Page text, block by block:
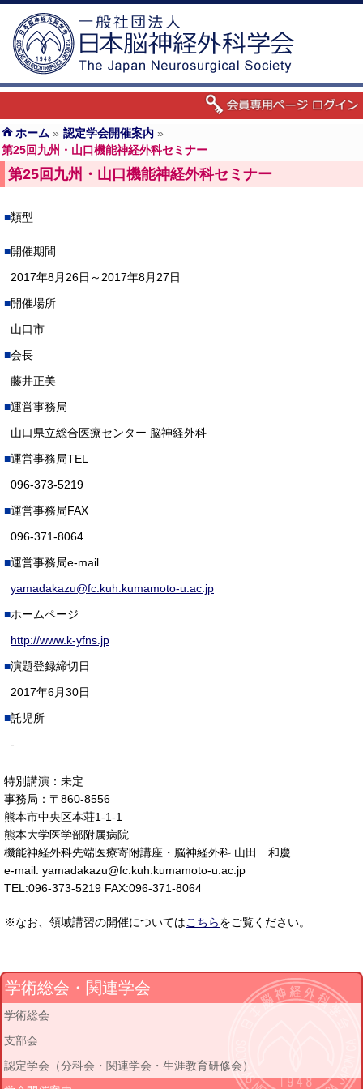
ホーム » 認定学会開催案内 »
第25回九州・山口機能神経外科セミナー
第25回九州・山口機能神経外科セミナー
類型
開催期間
2017年8月26日～2017年8月27日
開催場所
山口市
会長
藤井正美
運営事務局
山口県立総合医療センター 脳神経外科
運営事務局TEL
096-373-5219
運営事務局FAX
096-371-8064
運営事務局e-mail
yamadakazu@fc.kuh.kumamoto-u.ac.jp
ホームページ
http://www.k-yfns.jp
演題登録締切日
2017年6月30日
託児所
-
特別講演：未定
事務局：〒860-8556
熊本市中央区本荘1-1-1
熊本大学医学部附属病院
機能神経外科先端医療寄附講座・脳神経外科 山田 和慶
e-mail: yamadakazu@fc.kuh.kumamoto-u.ac.jp
TEL:096-373-5219 FAX:096-371-8064
※なお、領域講習の開催についてはこちらをご覧ください。
学術総会・関連学会
学術総会
支部会
認定学会（分科会・関連学会・生涯教育研修会）